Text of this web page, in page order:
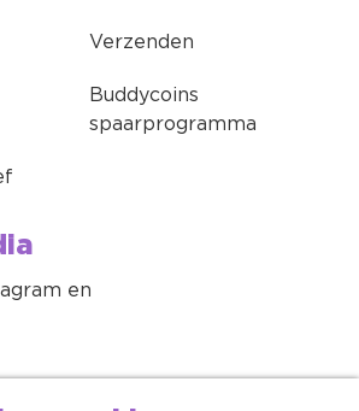
Verzenden
Buddycoins
spaarprogramma
en